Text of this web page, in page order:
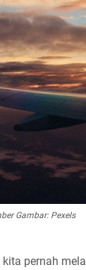
Gambar: Pexels
pernah